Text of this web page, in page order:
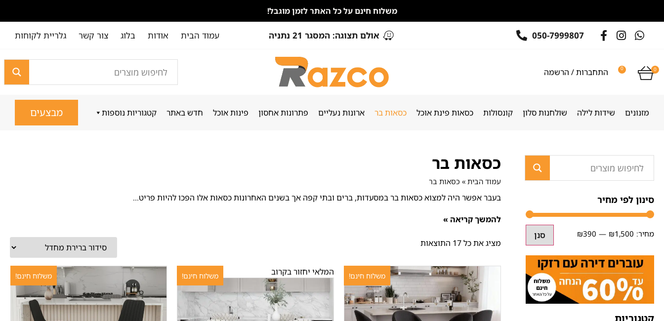
משלוח חינם על כל האתר לזמן מוגבל!
050-7999807 אולם תצוגה: המסגר 21 נתניה עמוד הבית אודות בלוג צור קשר גלריית לקוחות
0
0 התחברות / הרשמה
מזנונים שידות לילה שולחנות סלון קונסולות כסאות פינת אוכל כסאות בר ארונות נעליים פתרונות אחסון פינות אוכל חדש באתר קטגוריות נוספות מבצעים
סינון לפי מחיר
סנן ₪390 ₪1,500
קטגוריות
כסאות בר
עמוד הבית » כסאות בר
בעבר אפשר היה למצוא כסאות בר במסעדות, ברים ובתי קפה אך בשנים האחרונות כסאות אלו הפכו להיות פריט...
להמשך קריאה »
מציג את כל 17 התוצאות
משלוח חינם! משלוח חינם! המלאי יחזור בקרוב משלוח חינם!